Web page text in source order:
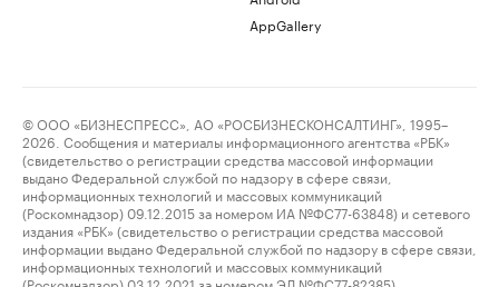
AppGallery
© ООО «БИЗНЕСПРЕСС», АО «РОСБИЗНЕСКОНСАЛТИНГ», 1995–
2026. Сообщения и материалы информационного агентства «РБК»
(свидетельство о регистрации средства массовой информации
выдано Федеральной службой по надзору в сфере связи,
информационных технологий и массовых коммуникаций
(Роскомнадзор) 09.12.2015 за номером ИА №ФС77-63848) и сетевого
издания «РБК» (свидетельство о регистрации средства массовой
информации выдано Федеральной службой по надзору в сфере связи,
информационных технологий и массовых коммуникаций